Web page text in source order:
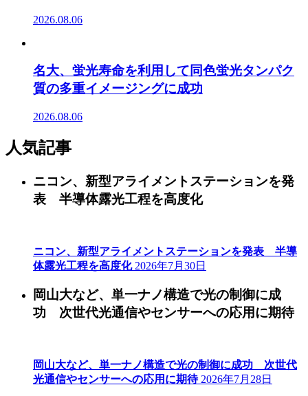
2026.08.06
名大、蛍光寿命を利用して同色蛍光タンパク
質の多重イメージングに成功
2026.08.06
人気記事
ニコン、新型アライメントステーションを発
表 半導体露光工程を高度化
ニコン、新型アライメントステーションを発表 半導
体露光工程を高度化 2026年7月30日
岡山大など、単一ナノ構造で光の制御に成
功 次世代光通信やセンサーへの応用に期待
岡山大など、単一ナノ構造で光の制御に成功 次世代
光通信やセンサーへの応用に期待 2026年7月28日